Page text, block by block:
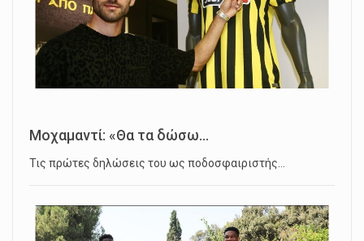
Μοχαμαντί: «Θα τα δώσω...
Τις πρώτες δηλώσεις του ως ποδοσφαιριστής…